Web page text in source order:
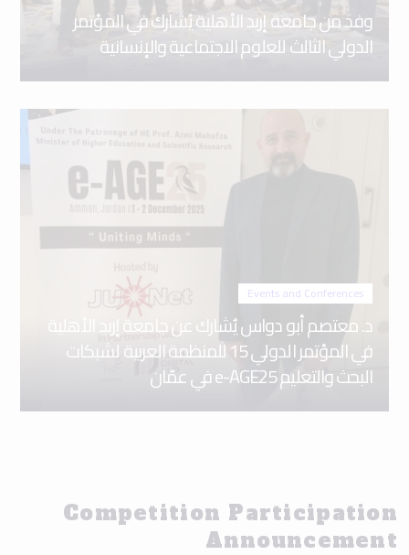
وفد من جامعة إربد الأهلية يُشارك في المؤتمر
الدولي الثالث للعلوم الاجتماعية والإنسانية
Events and Conferences
د. معتصم أبو دواس يُشارك عن جامعة إربد الأهلية
في المؤتمر الدولي 15 للمنظمة العربية لشبكات
البحث والتعليم e-AGE25 في عمّان
Competition Participation
Announcement